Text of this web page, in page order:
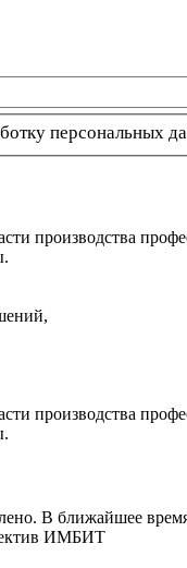
персональных
производства
производства
В ближайшее
ИМБИТ